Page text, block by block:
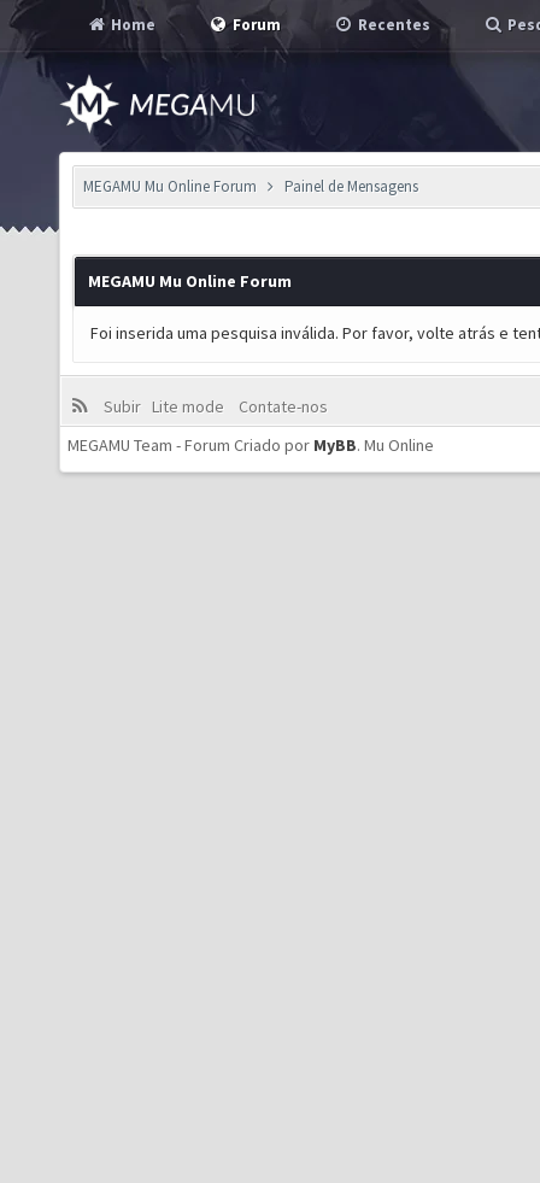
Home Forum Recentes
MEGAMU Mu Online Forum Painel de Mensagens
MEGAMU Mu Online Forum
Foi inserida uma pesquisa inválida. Por favor, volte atrás e
Subir Lite mode
Contate-nos
MEGAMU Team - Forum Criado por MyBB. Mu Online